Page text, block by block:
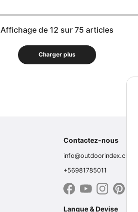
Affichage de 12 sur 75 articles
Charger plus
Contactez-nous
info@outdoorindex.cl
+56981785011
Langue & Devise